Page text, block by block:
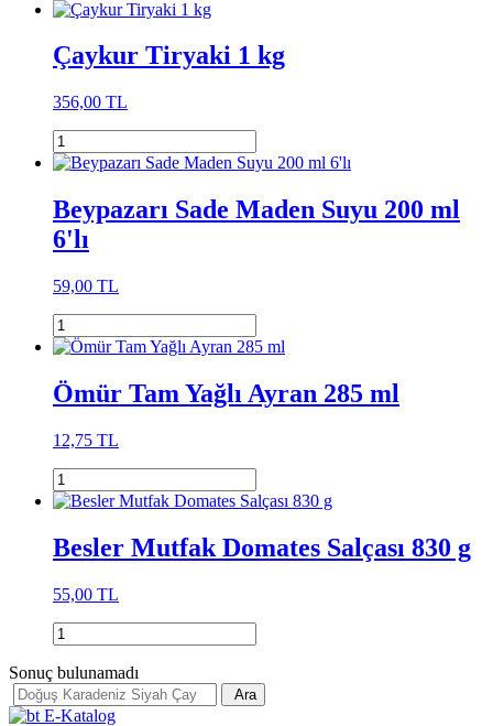
Çaykur Tiryaki 1 kg
356,00 TL
Beypazarı Sade Maden Suyu 200 ml
6'lı
59,00 TL
Ömür Tam Yağlı Ayran 285 ml
12,75 TL
Besler Mutfak Domates Salçası 830 g
55,00 TL
Sonuç bulunamadı
Ara
E-Katalog